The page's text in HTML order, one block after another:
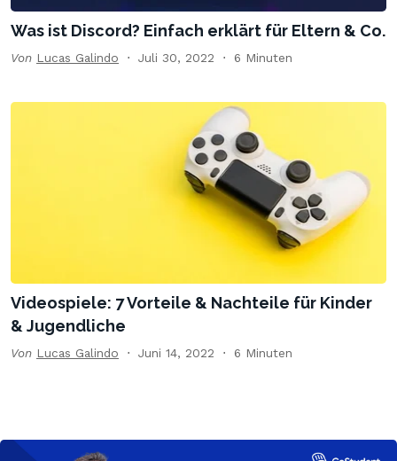
Was ist Discord? Einfach erklärt für Eltern & Co.
Von Lucas Galindo Juli 30, 2022 6 Minuten
Videospiele: 7 Vorteile & Nachteile für Kinder
& Jugendliche
Von Lucas Galindo Juni 14, 2022 6 Minuten